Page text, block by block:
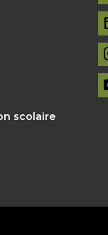
scolaire